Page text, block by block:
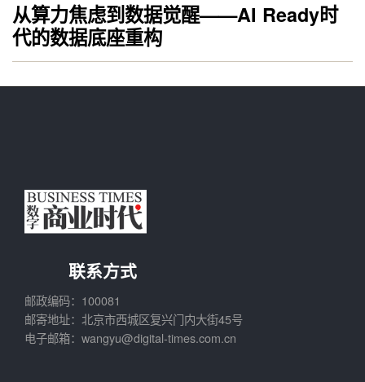
从算力焦虑到数据觉醒——AI Ready时
代的数据底座重构
联系方式
邮政编码：100081
邮寄地址：北京市西城区复兴门内大街45号
电子邮箱：wangyu@digital-times.com.cn